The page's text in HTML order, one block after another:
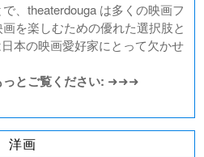
、theaterdouga は多くの映画フ
を楽しむための優れた選択肢と
本の映画愛好家にとって欠かせ
とご覧ください: ➜➜➜
洋画